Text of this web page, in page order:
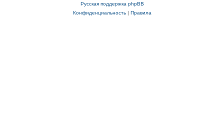
Русская поддержка phpBB
Конфиденциальность| Правила